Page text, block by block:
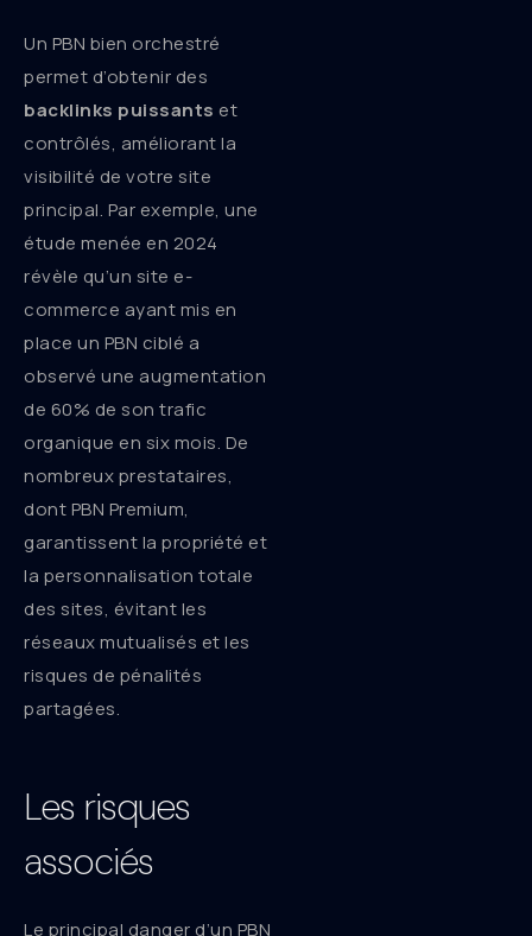
Un PBN bien orchestré
permet d’obtenir des
backlinks puissants et
contrôlés, améliorant la
visibilité de votre site
principal. Par exemple, une
étude menée en 2024
révèle qu’un site e-
commerce ayant mis en
place un PBN ciblé a
observé une augmentation
de 60% de son trafic
organique en six mois. De
nombreux prestataires,
dont PBN Premium,
garantissent la propriété et
la personnalisation totale
des sites, évitant les
réseaux mutualisés et les
risques de pénalités
partagées.
Les risques
associés
Le principal danger d’un PBN